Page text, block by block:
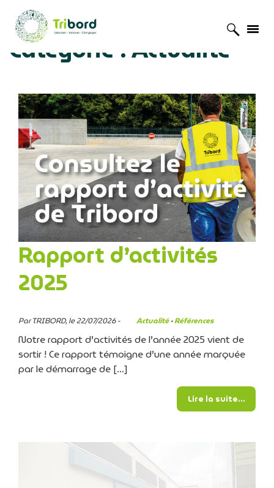
Accueil»
Catégorie :Actualité
Rapport d’activités
2025
Par TRIBORD, le 22/07/2026 - Actualité·Références
Notre rapport d’activités de l’année 2025 vient de
sortir ! Ce rapport témoigne d’une année marquée
par le démarrage de […]
Lire la suite…from